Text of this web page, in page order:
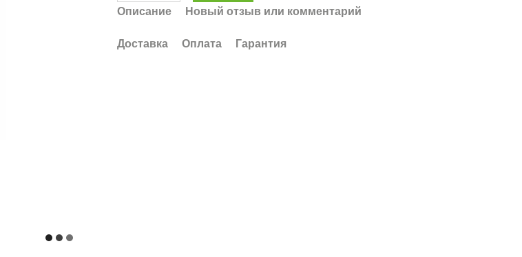
Описание Новый отзыв или комментарий
Доставка Оплата Гарантия